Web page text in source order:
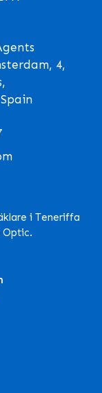
4,
i Teneriffa
Optic.